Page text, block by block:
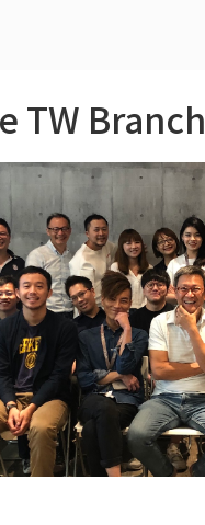
TW Branch